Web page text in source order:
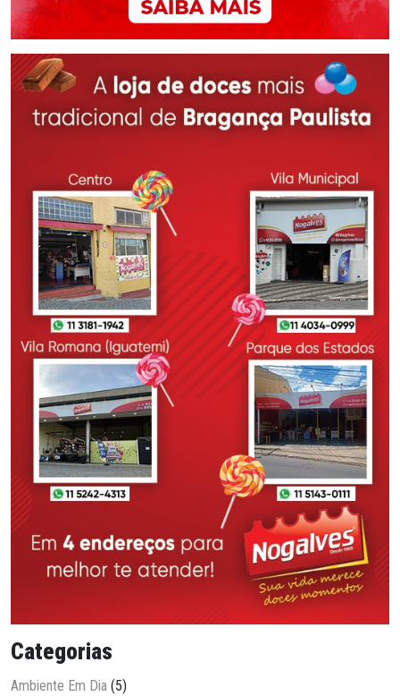
Categorias
Ambiente Em Dia (5)